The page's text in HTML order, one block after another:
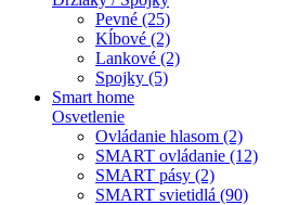
Pevné (25)
Kĺbové (2)
Lankové (2)
Spojky (5)
Smart home
Osvetlenie
Ovládanie hlasom (2)
SMART ovládanie (12)
SMART pásy (2)
SMART svietidlá (90)